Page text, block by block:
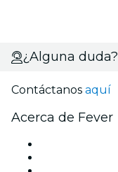
¿Alguna duda?
Contáctanos aquí
Acerca de Fever